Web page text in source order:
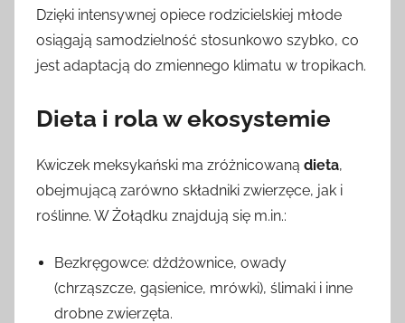
Dzięki intensywnej opiece rodzicielskiej młode
osiągają samodzielność stosunkowo szybko, co
jest adaptacją do zmiennego klimatu w tropikach.
Dieta i rola w ekosystemie
Kwiczek meksykański ma zróżnicowaną dieta,
obejmującą zarówno składniki zwierzęce, jak i
roślinne. W Żołądku znajdują się m.in.:
Bezkręgowce: dżdżownice, owady
(chrząszcze, gąsienice, mrówki), ślimaki i inne
drobne zwierzęta.